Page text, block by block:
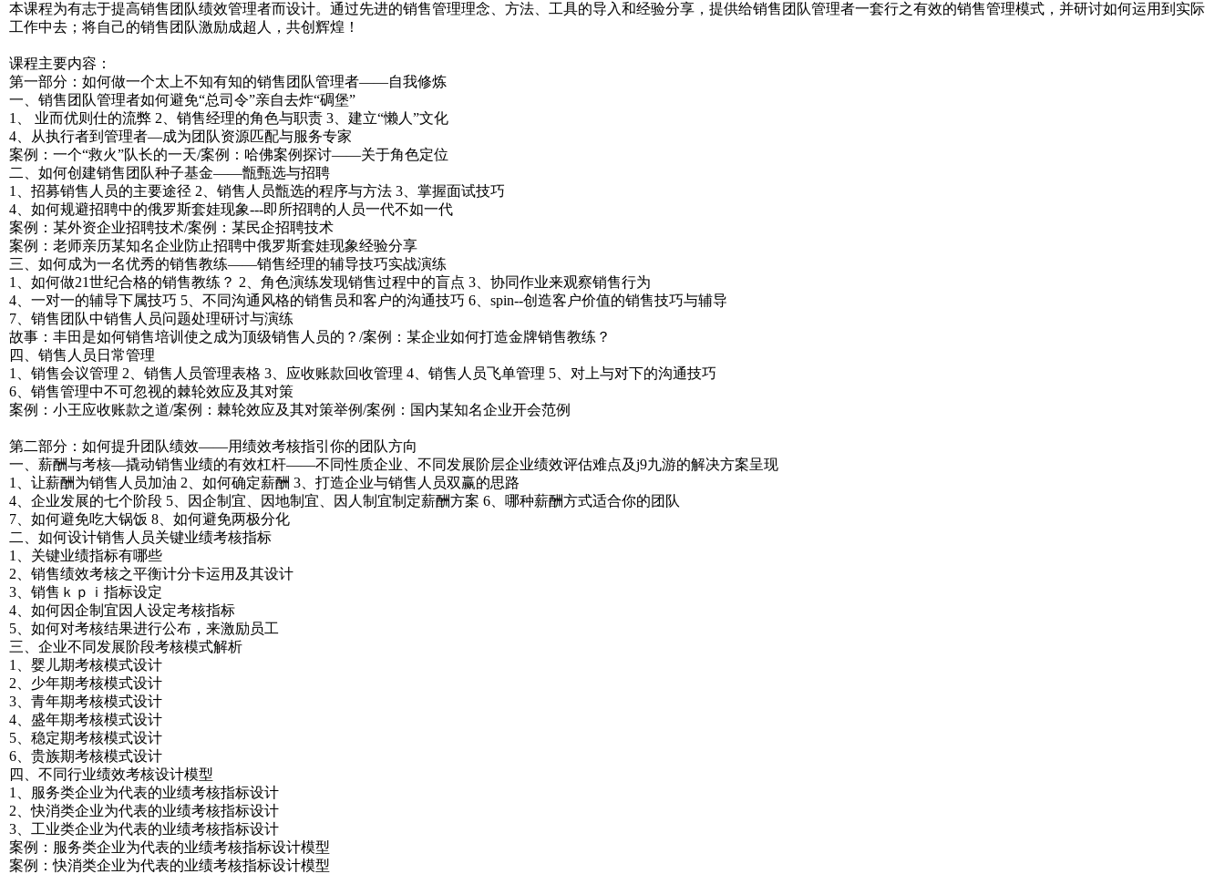
本课程为有志于提高销售团队绩效管理者而设计。通过先进的销售管理理念、方法、工具的导入和经验分享，提供给销售团队管理者一套行之有效的销售管理模式，并研讨如何运用到实际
工作中去；将自己的销售团队激励成超人，共创辉煌！
课程主要内容：
第一部分：如何做一个太上不知有知的销售团队管理者——自我修炼
一、销售团队管理者如何避免“总司令”亲自去炸“碉堡”
1、 业而优则仕的流弊 2、销售经理的角色与职责 3、建立“懒人”文化
4、从执行者到管理者—成为团队资源匹配与服务专家
案例：一个“救火”队长的一天/案例：哈佛案例探讨——关于角色定位
二、如何创建销售团队种子基金——甑甄选与招聘
1、招募销售人员的主要途径 2、销售人员甑选的程序与方法 3、掌握面试技巧
4、如何规避招聘中的俄罗斯套娃现象---即所招聘的人员一代不如一代
案例：某外资企业招聘技术/案例：某民企招聘技术
案例：老师亲历某知名企业防止招聘中俄罗斯套娃现象经验分享
三、如何成为一名优秀的销售教练——销售经理的辅导技巧实战演练
1、如何做21世纪合格的销售教练？ 2、角色演练发现销售过程中的盲点 3、协同作业来观察销售行为
4、一对一的辅导下属技巧 5、不同沟通风格的销售员和客户的沟通技巧 6、spin--创造客户价值的销售技巧与辅导
7、销售团队中销售人员问题处理研讨与演练
故事：丰田是如何销售培训使之成为顶级销售人员的？/案例：某企业如何打造金牌销售教练？
四、销售人员日常管理
1、销售会议管理 2、销售人员管理表格 3、应收账款回收管理 4、销售人员飞单管理 5、对上与对下的沟通技巧
6、销售管理中不可忽视的棘轮效应及其对策
案例：小王应收账款之道/案例：棘轮效应及其对策举例/案例：国内某知名企业开会范例
第二部分：如何提升团队绩效——用绩效考核指引你的团队方向
一、薪酬与考核—撬动销售业绩的有效杠杆——不同性质企业、不同发展阶层企业绩效评估难点及j9九游的解决方案呈现
1、让薪酬为销售人员加油 2、如何确定薪酬 3、打造企业与销售人员双赢的思路
4、企业发展的七个阶段 5、因企制宜、因地制宜、因人制宜制定薪酬方案 6、哪种薪酬方式适合你的团队
7、如何避免吃大锅饭 8、如何避免两极分化
二、如何设计销售人员关键业绩考核指标
1、关键业绩指标有哪些
2、销售绩效考核之平衡计分卡运用及其设计
3、销售ｋｐｉ指标设定
4、如何因企制宜因人设定考核指标
5、如何对考核结果进行公布，来激励员工
三、企业不同发展阶段考核模式解析
1、婴儿期考核模式设计
2、少年期考核模式设计
3、青年期考核模式设计
4、盛年期考核模式设计
5、稳定期考核模式设计
6、贵族期考核模式设计
四、不同行业绩效考核设计模型
1、服务类企业为代表的业绩考核指标设计
2、快消类企业为代表的业绩考核指标设计
3、工业类企业为代表的业绩考核指标设计
案例：服务类企业为代表的业绩考核指标设计模型
案例：快消类企业为代表的业绩考核指标设计模型